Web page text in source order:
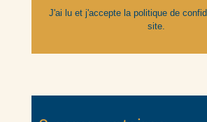
J'ai lu et j'accepte lapolitique de
site.